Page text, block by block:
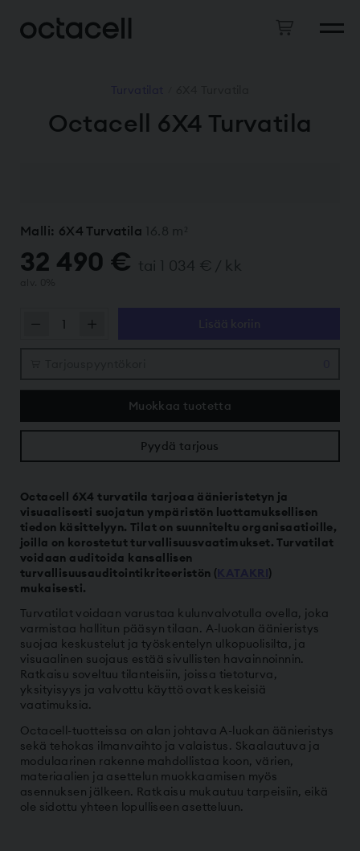
Octacell 6X4 Turvatila
Malli: 6X4 Turvatila 16.8 m²
32 490 € tai 1 034 € / kk
Muokkaa tuotetta
Pyydä tarjous
Octacell 6X4turvatila tarjoaa äänieristetyn ja
visuaalisesti suojatun ympäristön luottamuksellisen
tiedon käsittelyyn. Tilat on suunniteltu organisaatioille,
joilla on korostetut turvallisuusvaatimukset. Turvatilat
voidaan auditoida kansallisen
turvallisuusauditointikriteeristön (
)
mukaisesti.
Turvatilat voidaan varustaa kulunvalvotulla ovella, joka
varmistaa hallitun pääsyn tilaan. A-luokan äänieristys
suojaa keskustelut ja työskentelyn ulkopuolisilta, ja
visuaalinen suojaus estää sivullisten havainnoinnin.
Ratkaisu soveltuu tilanteisiin, joissa tietoturva,
yksityisyys ja valvottu käyttö ovat keskeisiä
vaatimuksia.
Octacell-tuotteissa on alan johtava A-luokan äänieristys
sekä tehokas ilmanvaihto ja valaistus. Skaalautuva ja
modulaarinen rakenne mahdollistaa koon, värien,
materiaalien ja asettelun muokkaamisen myös
asennuksen jälkeen. Ratkaisu mukautuu tarpeisiin, eikä
ole sidottu yhteen lopulliseen asetteluun.